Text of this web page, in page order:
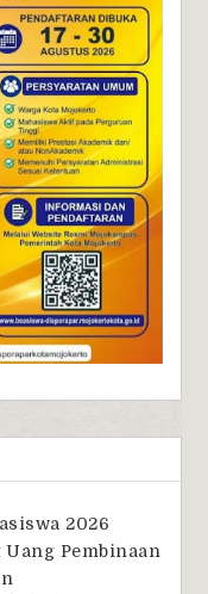
2026
Uang Pembinaan